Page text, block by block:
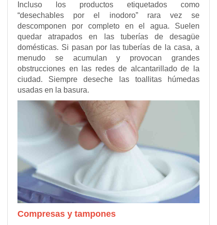
Incluso los productos etiquetados como
“desechables por el inodoro” rara vez se
descomponen por completo en el agua. Suelen
quedar atrapados en las tuberías de desagüe
domésticas. Si pasan por las tuberías de la casa, a
menudo se acumulan y provocan grandes
obstrucciones en las redes de alcantarillado de la
ciudad. Siempre deseche las toallitas húmedas
usadas en la basura.
Compresas y tampones